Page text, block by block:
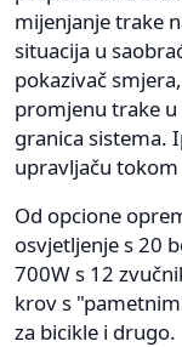
mijenjanje trake
situacija u
pokazivač
promjenu trake
granica sistema.
upravljaču
Od opcione
osvjetljenje s 20
700W s 12
krov s
za bicikle i drugo.